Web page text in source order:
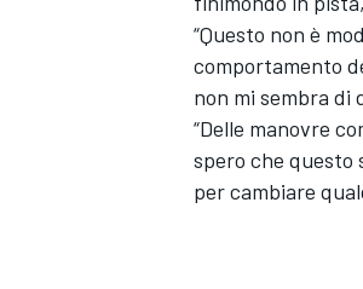
“Questo non è
comportamento
non mi sembra di
“Delle manovre
spero che questo
per cambiare